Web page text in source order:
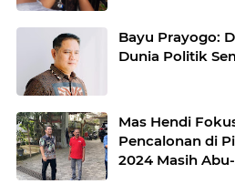
Bayu Prayogo:
Dunia Politik
Mas Hendi
Pencalonan di
2024 Masih